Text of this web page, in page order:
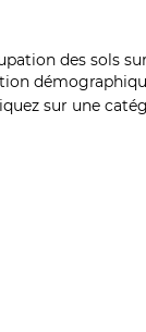
des sols
sur une